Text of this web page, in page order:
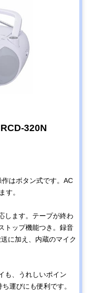
320N
はボタン式です。AC
す。
します。テープが終わ
トップ機能つき。録音
に加え、内蔵のマイク
も、うれしいポイン
運びにも便利です。